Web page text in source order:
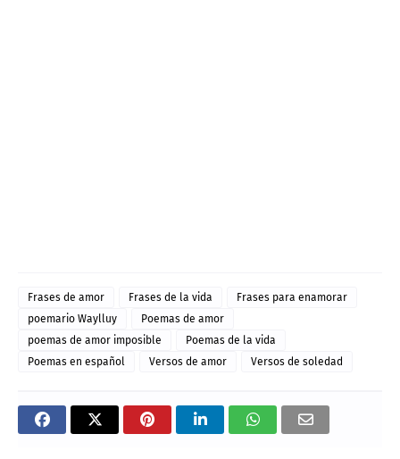
Frases de amor Frases de la vida
Frases para enamorar
poemario Waylluy
Poemas de amor
poemas de amor imposible
Poemas de la vida
Poemas en español
Versos de amor Versos de soledad